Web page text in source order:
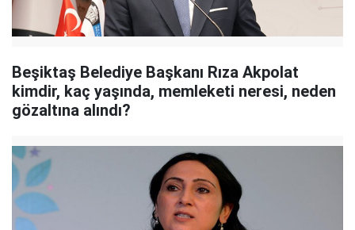
Beşiktaş Belediye Başkanı Rıza Akpolat
kimdir, kaç yaşında, memleketi neresi, neden
gözaltına alındı?